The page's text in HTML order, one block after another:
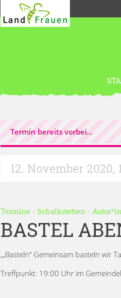
Termin bereits vorbei...
12. November 2020,
Termine - Schalkstetten - Autor*in
BASTEL
,,,Basteln“ Gemeinsam basteln wir
Treffpunkt: 19:00 Uhr im